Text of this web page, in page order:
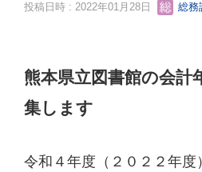
投稿日時 : 2022年01月28日 総務
熊本県立図書館の会計
集します
令和４年度（２０２２年